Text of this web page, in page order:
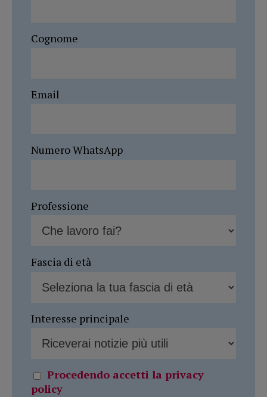
Cognome
Email
Numero WhatsApp
Professione
Fascia di età
Interesse principale
Procedendo accetti la privacy
policy